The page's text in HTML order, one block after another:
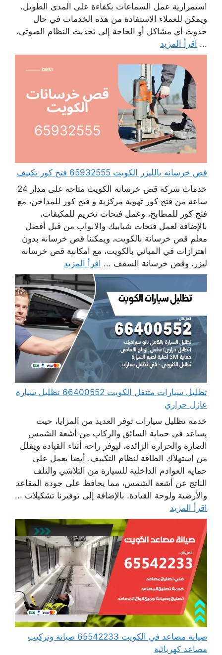
استمرارية عمل السماعات بكفاءة على المدى الطويل،
ويمكن للعملاء الاستفادة من هذه الخدمات في حال
حدوث أي مشاكل أو الحاجة إلى تحديث النظام الصوتي،
... اقرأ المزيد
قص خرسانه بالليزر الكويت 65932555 فتح كور تكييف
خدمات شركة قص خرسانة الكويت متاحة على مدار 24
ساعة من فتح كور تهوية مركزية و فتح كور للمداخن، مع
فتح كور للمطابخ، وعمل فتحات تخريم للمكيفات،
بالإضافة لعمل فتحات شبابيك والابواب من قبل أفضل
معلم قص خرسانة بالكويت، ويمكننا قص خرسانة بدون
اهتزازات في المباني بالكويت، مع امكانية قص خرسانة
ليزر، وقص خرسانة السقف ... اقرأ المزيد
تظليل سيارات متنقل الكويت 66400552 تظليل سيارة
عازل حراري
خدمة تظليل سيارات توفر العديد من المزايا، حيث
يساعد في حماية السائق والركاب من أشعة الشمس
الضارة والحرارة الزائدة، ليوفر راحة أثناء القيادة ويقلل
من استهلاك الطاقة لنظام التكييف. أيضا يعمل على
حماية العوادم الداخلية للسيارة من التلاشي والتلف
الناتج عن أشعة الشمس، مما يحافظ على جودة المقاعد
والأرضية ولوحة القيادة. بالإضافة إلى توفيرنا تشكيلات ...
اقرأ المزيد
صيانة مصاعد في الكويت 65542233 صيانة وتركيب
مصاعد كهربائية